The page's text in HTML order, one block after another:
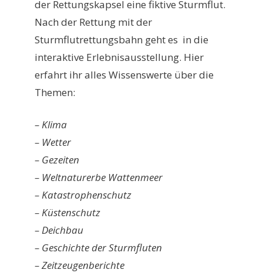
der Rettungskapsel eine fiktive Sturmflut.
Nach der Rettung mit der
Sturmflutrettungsbahn geht es in die
interaktive Erlebnisausstellung. Hier
erfahrt ihr alles Wissenswerte über die
Themen:
– Klima
– Wetter
– Gezeiten
– Weltnaturerbe Wattenmeer
– Katastrophenschutz
– Küstenschutz
– Deichbau
– Geschichte der Sturmfluten
– Zeitzeugenberichte